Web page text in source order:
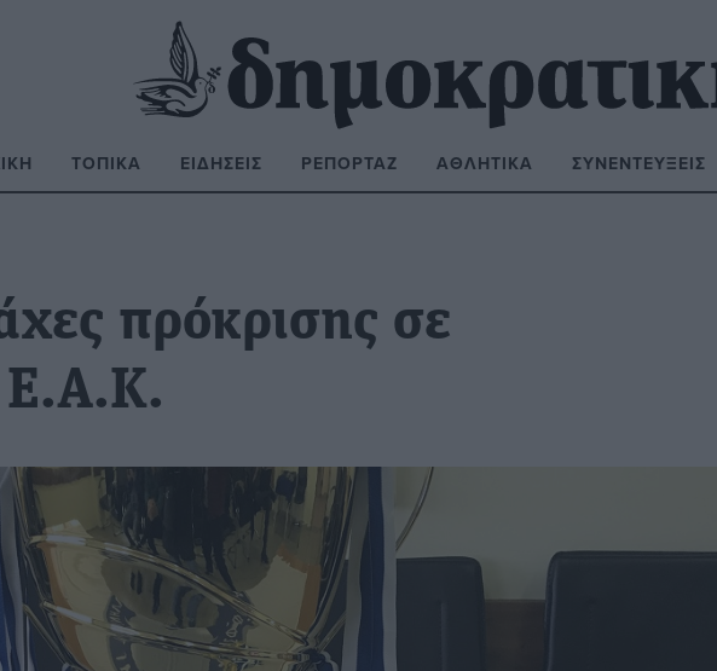
ΤΟΠΙΚΆ ΕΙΔΉΣΕΙΣ ΡΕΠΟΡΤΆΖ ΑΘΛΗΤΙΚΆ ΣΥΝΕΝΤΕΎΞΕΙΣ
πρόκρισης σε
Ε.Α.Κ.